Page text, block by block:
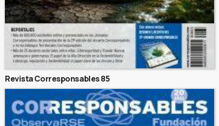
Revista Corresponsables 85